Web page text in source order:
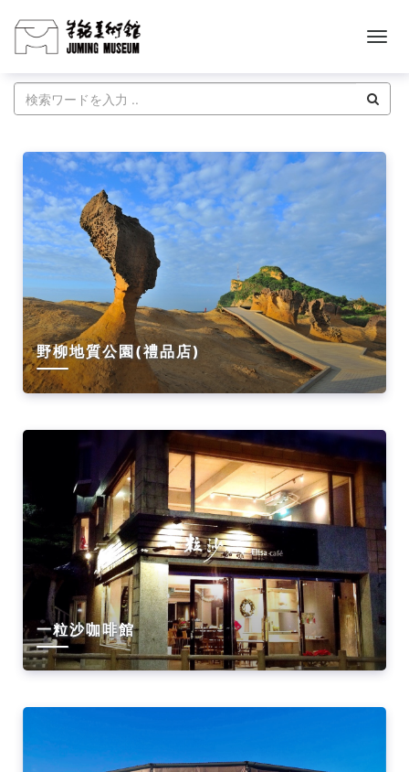
シ
ョ
ッ
プ
朱
銘
美
術
館
ケ
ッ
ト
購
入
サ
イ
ト
野柳地質公園(禮品店)
一粒沙咖啡館